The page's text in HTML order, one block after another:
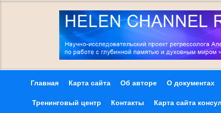
Главная Карта сайта Об авторе
О документах
Тренинговый центр
Контакты Карта сайта